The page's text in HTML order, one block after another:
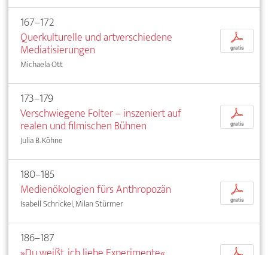
167–172
Querkulturelle und artverschiedene
Mediatisierungen
Michaela Ott
p
gratis
173–179
Verschwiegene Folter – inszeniert auf
realen und filmischen Bühnen
Julia B. Köhne
p
gratis
180–185
Medienökologien fürs Anthropozän
Isabell Schrickel, Milan Stürmer
p
gratis
186–187